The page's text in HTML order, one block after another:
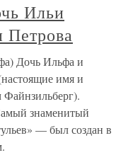
Ильи
Дочь Ильфа и
имя и
знаменитый
— был создан в